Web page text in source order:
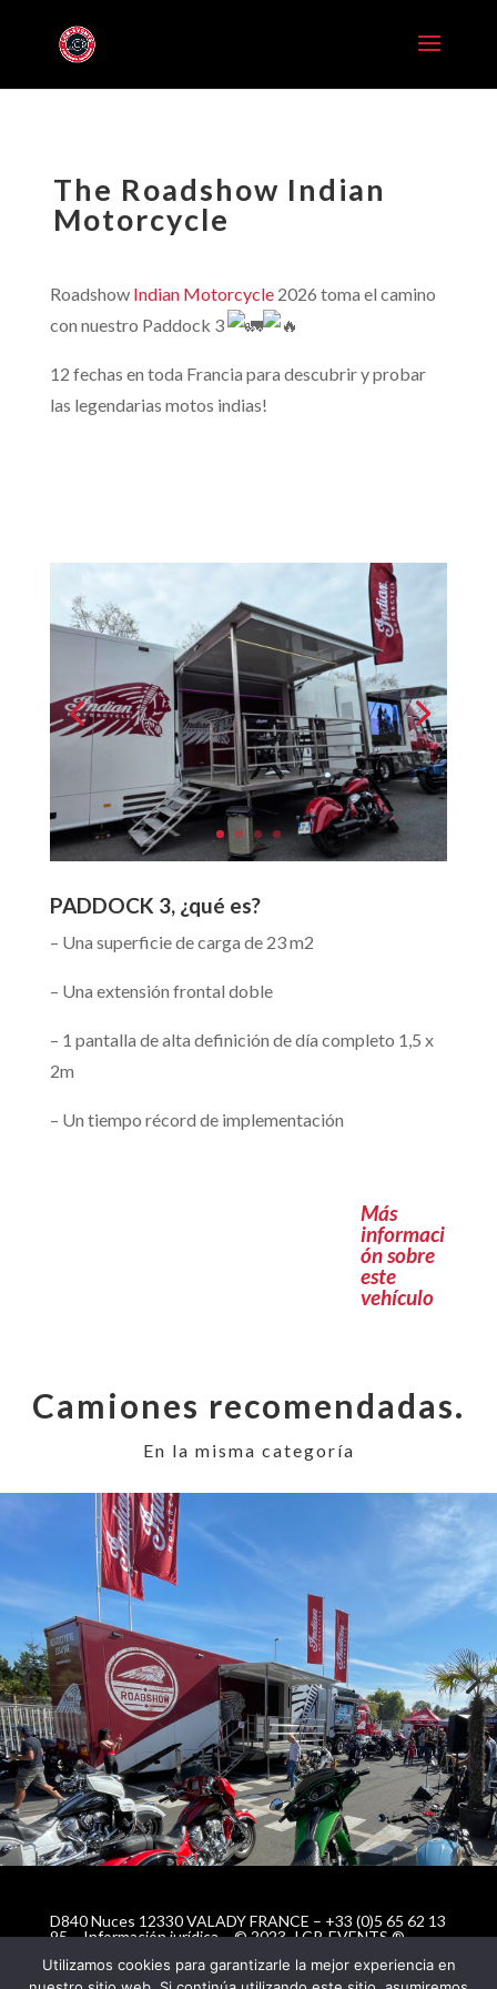
The Roadshow Indian
Motorcycle
Roadshow Indian Motorcycle2026 toma el camino
con nuestro Paddock 3
12 fechas en toda Francia para descubrir y probar
las legendarias motos indias!
PADDOCK 3, ¿qué es?
– Una superficie de carga de 23 m2
– Una extensión frontal doble
– 1 pantalla de alta definición de día completo 1,5 x
2m
– Un tiempo récord de implementación
Más
informaci
ón sobre
este
vehículo
Camiones recomendadas.
En la misma categoría
D840 Nuces 12330 VALADY FRANCE – +33 (0)5 65 62 13
95 –Información jurídica– © 2023 -LCR-EVENTS ®
Utilizamos cookies para garantizarle la mejor experiencia en